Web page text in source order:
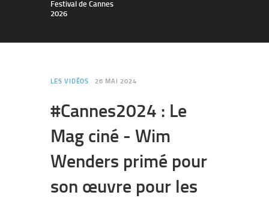
Festival de Cannes
2026
LES VIDÉOS 26 MAI 2024
#Cannes2024 : Le
Mag ciné - Wim
Wenders primé pour
son œuvre pour les